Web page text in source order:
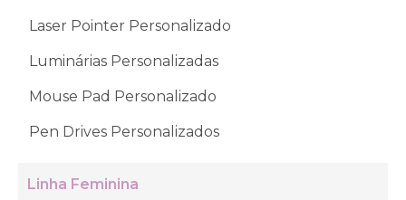
Laser Pointer Personalizado
Luminárias Personalizadas
Mouse Pad Personalizado
Pen Drives Personalizados
Linha Feminina